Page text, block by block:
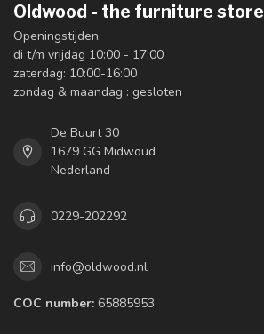
Oldwood - the furniture store
Openingstijden:
di t/m vrijdag 10:00 - 17:00
zaterdag: 10:00-16:00
zondag & maandag : gesloten
De Buurt 30
1679 GG Midwoud
Nederland
0229-202292
info@oldwood.nl
COC number: 65885953